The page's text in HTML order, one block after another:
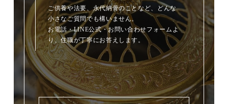
ご供養や法要、永代納骨のことなど、どんな
小さなご質問でも構いません。
お電話・LINE公式・お問い合わせフォームよ
り、住職が丁寧にお答えします。